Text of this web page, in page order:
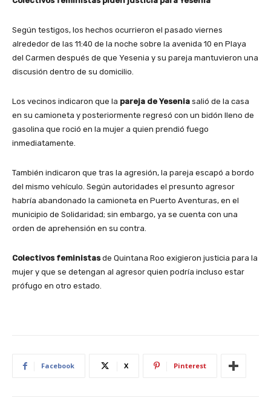
Según testigos, los hechos ocurrieron el pasado viernes
alrededor de las 11:40 de la noche sobre la avenida 10 en Playa
del Carmen después de que Yesenia y su pareja mantuvieron una
discusión dentro de su domicilio.
Los vecinos indicaron que la pareja de Yesenia salió de la casa
en su camioneta y posteriormente regresó con un bidón lleno de
gasolina que roció en la mujer a quien prendió fuego
inmediatamente.
También indicaron que tras la agresión, la pareja escapó a bordo
del mismo vehículo. Según autoridades el presunto agresor
habría abandonado la camioneta en Puerto Aventuras, en el
municipio de Solidaridad; sin embargo, ya se cuenta con una
orden de aprehensión en su contra.
Colectivos feministasde Quintana Roo exigieron justicia para la
mujer y que se detengan al agresor quien podría incluso estar
prófugo en otro estado.
Facebook X Pinterest